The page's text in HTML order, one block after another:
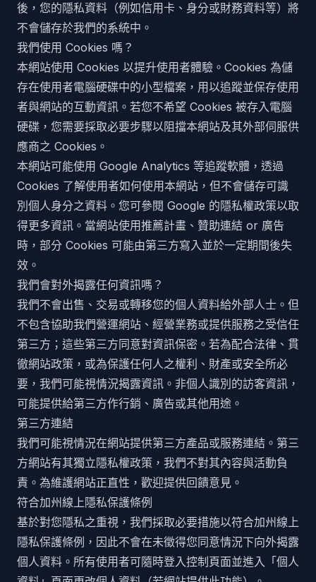
後，您的隱私資料（例如信用卡、身分或財務資料等）將
不會儲存於我們的系統中。
我們使用 Cookies 嗎？
本網站使用 Cookies 以提升使用者體驗。Cookies 為儲
存在使用者電腦硬碟中的小型檔案，用以追蹤並保存使用
者與網站的互動資訊。若您不希望 Cookies 被存入電腦
硬碟，您需要採取必要步驟以阻擋本網站及其外部伺服供
應商之 Cookies。
本網站可能使用 Google Analytics 等追蹤軟體，透過
Cookies 了解使用者如何使用本網站，但不會儲存可識
別個人身分之資料。您可參閱 Google 的隱私權政策以取
得更多資訊。當網站使用推薦計畫、贊助連結 or 廣告
時，部分 Cookies 可能由第三方寫入並於一定期間後失
效。
我們會對外揭露任何資訊嗎？
我們不會出售、交易或轉移您的個人資料給外部人士。但
不包含協助我們營運網站、經營業務或提供服務之受信任
第三方；這些第三方同意對資訊保密。若為配合法律、貫
徹網站政策，或為保護任何人之權利、財產或安全所必
要，我們可能視情況揭露資訊。非個人識別的訪客資訊，
可能提供給第三方作行銷、廣告或其他用途。
第三方連結
我們可能視情況在網站提供第三方產品或服務連結。第三
方網站有其獨立隱私權政策，我們不對其內容與活動負
責。為維護網站正直性，歡迎提供回饋意見。
符合加州線上隱私保護條例
基於對您隱私之重視，我們採取必要措施以符合加州線上
隱私保護條例，因此不會在未徵得您同意情況下向外揭露
個人資料。所有使用者可隨時登入控制頁面並進入「個人